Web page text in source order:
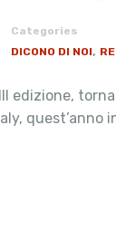
Categories
DICONO DI NOI,
edizione,
quest’anno